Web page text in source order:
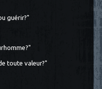
guérir?"
toute valeur?"